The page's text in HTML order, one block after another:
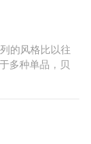
的风格比以往
多种单品，贝